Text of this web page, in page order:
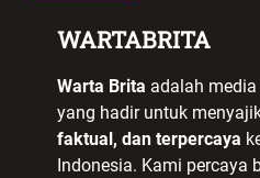
WARTABRITA
Warta Brita adalah
yang hadir untuk
faktual, dan terpercaya
Indonesia. Kami